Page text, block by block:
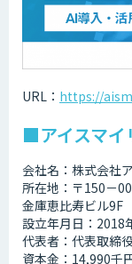
URL： https://
■アイスマイ
会社名：株式会社
所在地：〒150－
金庫恵比寿ビル9F
設立年月日：2018
代表者：代表取締
資本金：14,990千